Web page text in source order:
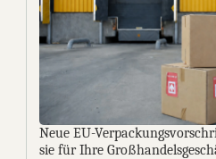
Neue EU-
sie für Ihre